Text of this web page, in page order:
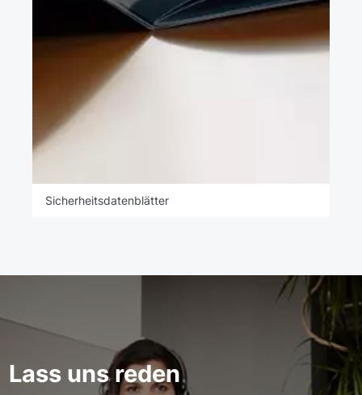
Sicherheitsdatenblätter
Lass uns reden